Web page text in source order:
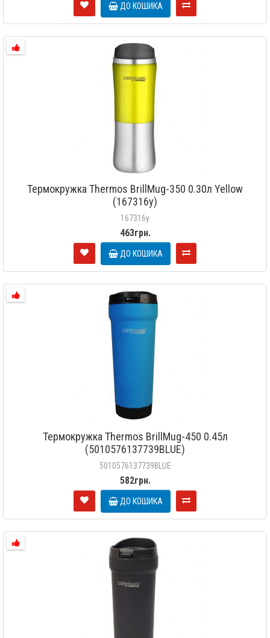
ДО КОШИКА
Термокружка Thermos BrillMug-350 0.30л Yellow
(167316y)
167316y
463грн.
ДО КОШИКА
Термокружка Thermos BrillMug-450 0.45л
(5010576137739BLUE)
5010576137739BLUE
582грн.
ДО КОШИКА